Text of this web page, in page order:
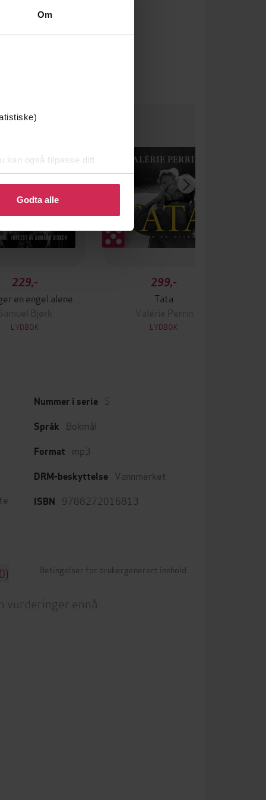
Om
kan også tilpasse ditt
eller endre ditt samtykke.
Godta alle
229,-
Samuel Bjørk
LYDBOK
299,-
Tata
Valérie Perrin
LYDBOK
Nummer i serie 5
Språk Bokmål
Format mp3
DRM-beskyttelse Vannmerket
ISBN 9788272016813
Betingelser for brukergenerert innhold
vurderinger ennå